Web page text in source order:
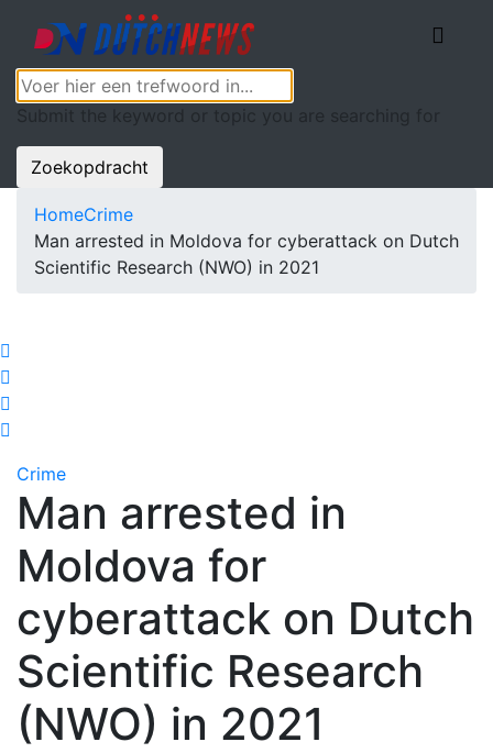
Submit the keyword or topic you are searching for
Zoekopdracht
HomeCrime
Man arrested in Moldova for cyberattack on Dutch
Scientific Research (NWO) in 2021
Crime
Man arrested in
Moldova for
cyberattack on Dutch
Scientific Research
(NWO) in 2021